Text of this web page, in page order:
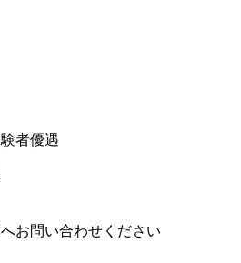
者優遇
お問い合わせください